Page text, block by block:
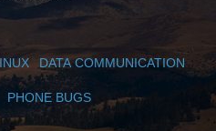
DATA COMMUNICATION
PHONE BUGS